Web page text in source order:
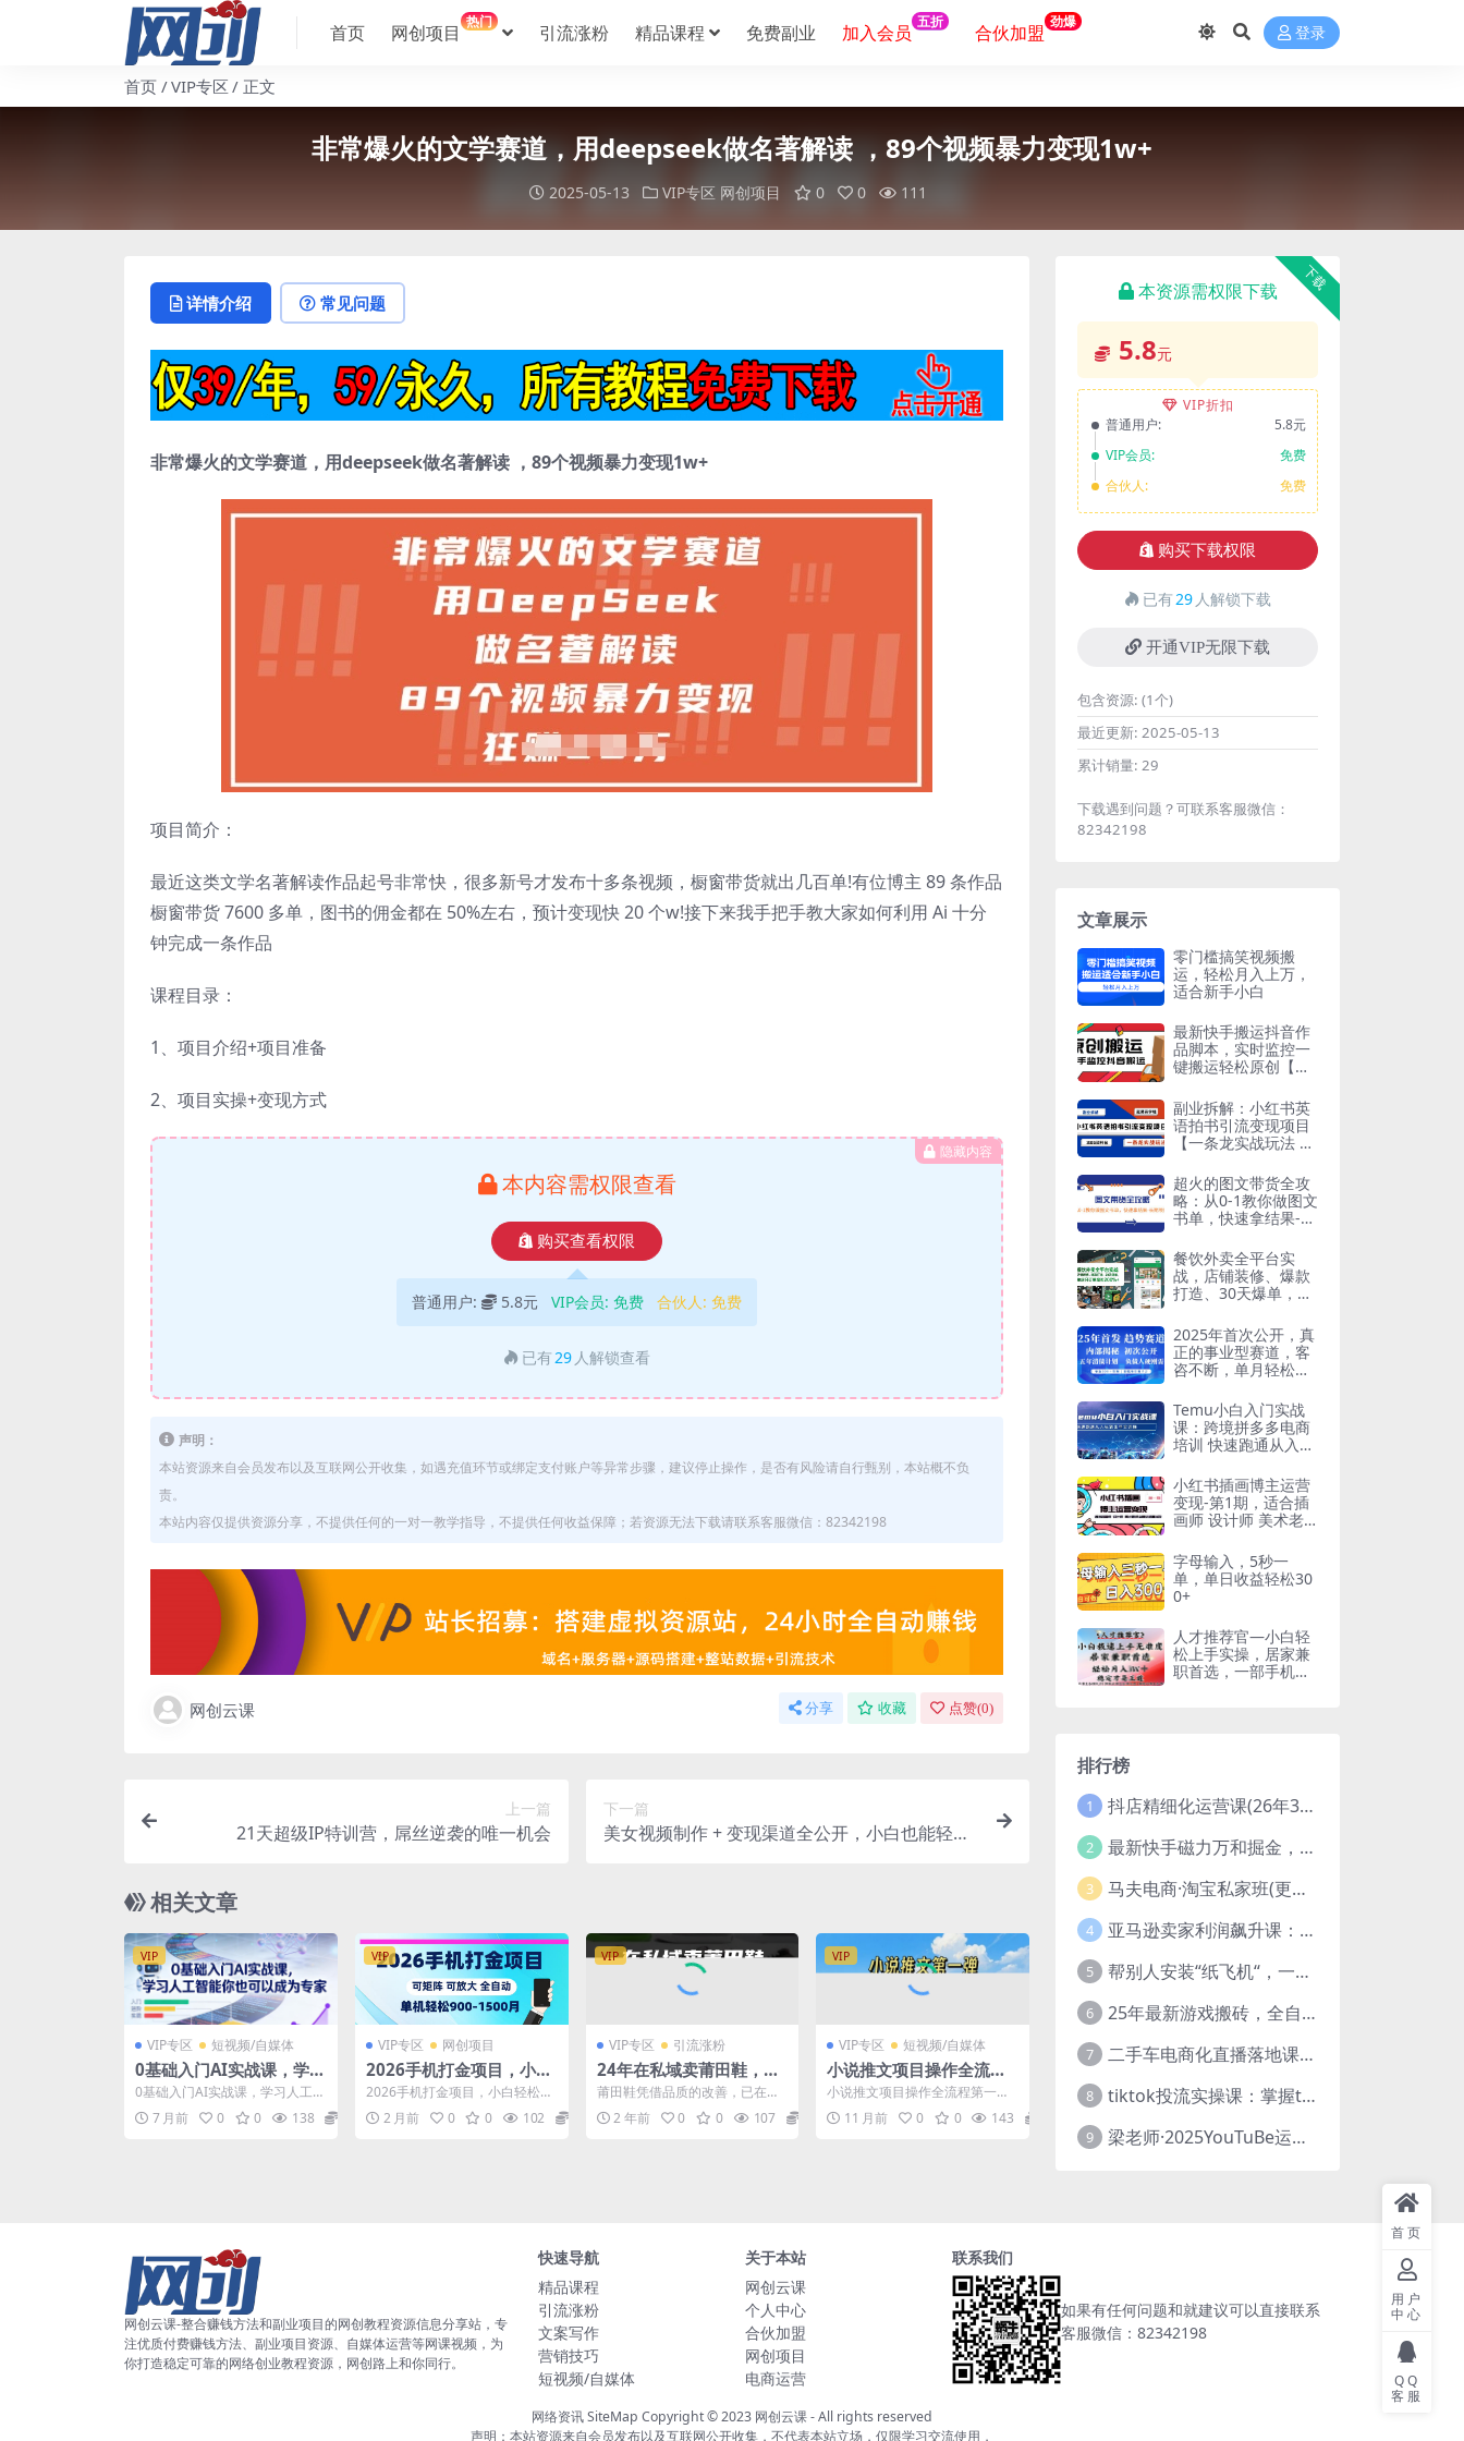
首页 网创项目 热门 引流涨粉 精品课程 免费副业 加入会员 五折 合伙加盟 劲爆
登录
首页 VIP专区 正文
非常爆火的文学赛道，用deepseek做名著解读 ，89个视频暴力变现1w+
2025-05-13 VIP专区 网创项目 0 0 111
详情介绍 常见问题
非常爆火的文学赛道，用deepseek做名著解读 ，89个视频暴力变现1w+
项目简介：
最近这类文学名著解读作品起号非常快，很多新号才发布十多条视频，橱窗带货就出几百单!有位博主 89 条作品
橱窗带货 7600 多单，图书的佣金都在 50%左右，预计变现快 20 个w!接下来我手把手教大家如何利用 Ai 十分
钟完成一条作品
课程目录：
1、项目介绍+项目准备
2、项目实操+变现方式
隐藏内容
本内容需权限查看
购买查看权限
普通用户: 5.8元 VIP会员: 免费 合伙人: 免费
已有29 人解锁查看
声明：
本站资源来自会员发布以及互联网公开收集，如遇充值环节或绑定支付账户等异常步骤，建议停止操作，是否有风险请自行甄别，本站概不负
责。
本站内容仅提供资源分享，不提供任何的一对一教学指导，不提供任何收益保障；若资源无法下载请联系客服微信：82342198
网创云课 分享 收藏 点赞(0)
上一篇
21天超级IP特训营，屌丝逆袭的唯一机会
下一篇
美女视频制作 + 变现渠道全公开，小白也能轻松
相关文章
VIP
VIP专区 短视频/自媒体
0基础入门AI实战课，学习
人工智能你也可以成为专
家
0基础入门AI实战课，学习人工智
能你也可以成为专家 课程介绍 掌
握AI的正确高效...
7 月前 0 0 138
VIP
VIP专区 网创项目
2026手机打金项目，小白
轻松上手，单机900-1500
月，可矩阵可放大【揭
秘】
2026手机打金项目，小白轻松上
手，单机900-1500月，可矩阵可
放大【揭秘】...
2 月前 0 0 102
VIP
VIP专区 引流涨粉
24年在私域卖莆田鞋，一
年搞了89W，强烈推荐！
莆田鞋凭借品质的改善，已在国
内市场占据一席之地。尽管过去
因“假鞋”之名而饱受争议...
2 年前 0 0 107
VIP
VIP专区 短视频/自媒体
小说推文项目操作全流程
第一弹，0粉就能做，门槛
低非常适合新手
小说推文项目操作全流程第一
弹，0粉就能做，门槛低非常适合
新手 大家平时在刷抖音时...
11 月前 0 0 143
下载
本资源需权限下载
5.8元
VIP折扣
普通用户:
5.8元
VIP会员:
免费
合伙人:
免费
购买下载权限
已有29 人解锁下载
开通VIP无限下载
包含资源: (1个)
最近更新: 2025-05-13
累计销量: 29
下载遇到问题？可联系客服微信：
82342198
文章展示
零门槛搞笑视频搬
运，轻松月入上万，
适合新手小白
最新快手搬运抖音作
品脚本，实时监控一
键搬运轻松原创【软
副业拆解：小红书英
语拍书引流变现项目
【一条龙实战玩法 15
超火的图文带货全攻
略：从0-1教你做图文
书单，快速拿结果-长
餐饮外卖全平台实
战，店铺装修、爆款
打造、30天爆单，手
单增长200%+
2025年首次公开，真
正的事业型赛道，客
咨不断，单月轻松破
Temu小白入门实战
课：跨境拼多多电商
培训 快速跑通从入驻
小红书插画博主运营
变现-第1期，适合插
画师 设计师 美术老
字母输入，5秒一
单，单日收益轻松30
0+
人才推荐官—小白轻
松上手实操，居家兼
职首选，一部手机即
排行榜
1 抖店精细化运营课(26年3月更新
2 最新快手磁力万和掘金，自动搬砖，轻松日入100-200，操作简单
3 马夫电商·淘宝私家班(更新3月)
4 亚马逊卖家利润飙升课：从品类成功公式到海王打法，让每个SKU都成爆款一路飙升(更新26年3月
5 帮别人安装“纸飞机“，一单赚10—30元不等：附：免费节点
6 25年最新游戏搬砖，全自动挂机，不需要玩游戏，单手机操作日入300+
7 二手车电商化直播落地课，从0到1带你玩转二手车直播
8 tiktok投流实操课：掌握tiktok投流底层逻辑 独家TK投流玩法
9 梁老师·2025YouTuBe运营掘金指南
网创云课-整合赚钱方法和副业项目的网创教程资源信息分享站，专
注优质付费赚钱方法、副业项目资源、自媒体运营等网课视频，为
你打造稳定可靠的网络创业教程资源，网创路上和你同行。
快速导航
精品课程
引流涨粉
文案写作
营销技巧
短视频/自媒体
关于本站
网创云课
个人中心
合伙加盟
网创项目
电商运营
联系我们
如果有任何问题和就建议可以直接联系
客服微信：82342198
网络资讯SiteMap Copyright © 2023 网创云课- All rights reserved
声明：本站资源来自会员发布以及互联网公开收集，不代表本站立场，仅限学习交流使用，
首页
用户
中心
QQ
客服